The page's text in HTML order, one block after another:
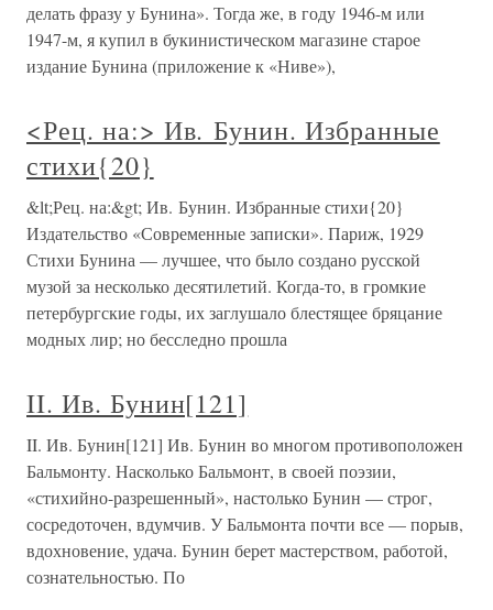
делать фразу у Бунина». Тогда же, в году 1946-м или
1947-м, я купил в букинистическом магазине старое
издание Бунина (приложение к «Ниве»),
<Рец. на:> Ив. Бунин. Избранные
стихи{20}
&lt;Рец. на:&gt; Ив. Бунин. Избранные стихи{20}
Издательство «Современные записки». Париж, 1929
Стихи Бунина — лучшее, что было создано русской
музой за несколько десятилетий. Когда-то, в громкие
петербургские годы, их заглушало блестящее бряцание
модных лир; но бесследно прошла
II. Ив. Бунин[121]
II. Ив. Бунин[121] Ив. Бунин во многом противоположен
Бальмонту. Насколько Бальмонт, в своей поэзии,
«стихийно-разрешенный», настолько Бунин — строг,
сосредоточен, вдумчив. У Бальмонта почти все — порыв,
вдохновение, удача. Бунин берет мастерством, работой,
сознательностью. По